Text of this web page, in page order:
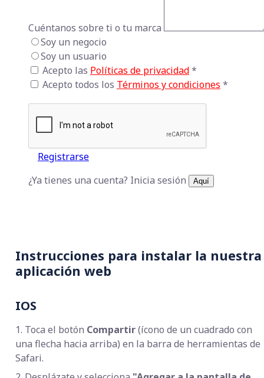
Cuéntanos sobre ti o tu marca
Soy un negocio
Soy un usuario
Acepto las Políticas de privacidad*
Acepto todos los Términos y condiciones *
Registrarse
¿Ya tienes una cuenta? Inicia sesión
Aquí
Instrucciones para instalar la nuestra
aplicación web
IOS
1. Toca el botón Compartir(ícono de un cuadrado con
una flecha hacia arriba) en la barra de herramientas de
Safari.